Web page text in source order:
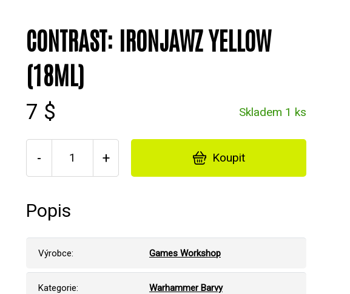
CONTRAST: IRONJAWZ YELLOW
(18ML)
7 $ Skladem 1 ks
- + Koupit
Popis
Výrobce: Games Workshop
Kategorie: Warhammer Barvy